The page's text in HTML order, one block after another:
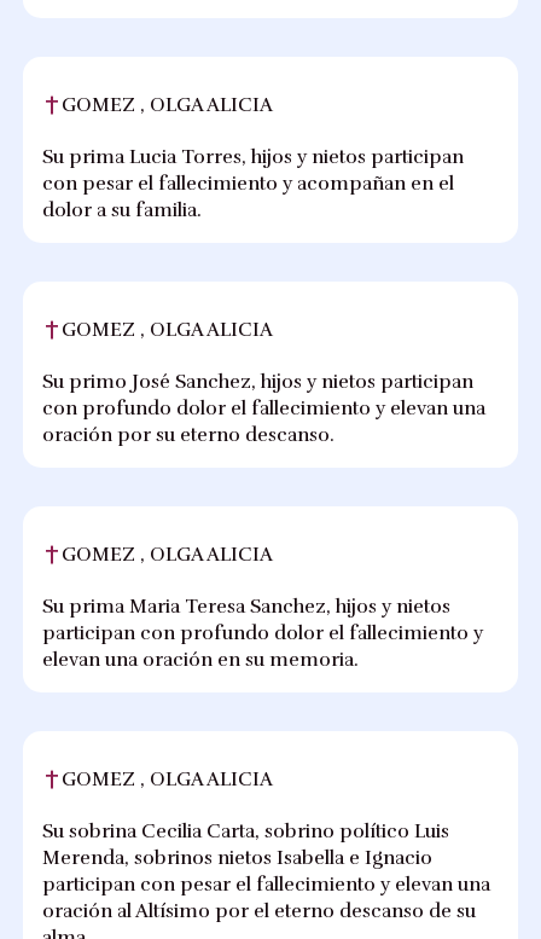
GOMEZ , OLGA ALICIA
Su prima Lucia Torres, hijos y nietos participan
con pesar el fallecimiento y acompañan en el
dolor a su familia.
GOMEZ , OLGA ALICIA
Su primo José Sanchez, hijos y nietos participan
con profundo dolor el fallecimiento y elevan una
oración por su eterno descanso.
GOMEZ , OLGA ALICIA
Su prima Maria Teresa Sanchez, hijos y nietos
participan con profundo dolor el fallecimiento y
elevan una oración en su memoria.
GOMEZ , OLGA ALICIA
Su sobrina Cecilia Carta, sobrino político Luis
Merenda, sobrinos nietos Isabella e Ignacio
participan con pesar el fallecimiento y elevan una
oración al Altísimo por el eterno descanso de su